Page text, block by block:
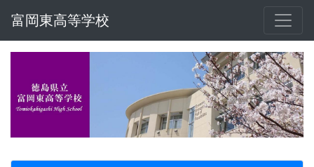
富岡東高等学校